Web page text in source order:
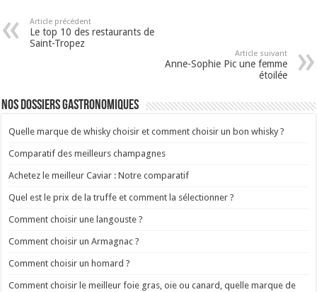
Article précédent
Le top 10 des restaurants de
Saint-Tropez
Article suivant
Anne-Sophie Pic une femme
étoilée
Nos dossiers gastronomiques
Quelle marque de whisky choisir et comment choisir un bon whisky ?
Comparatif des meilleurs champagnes
Achetez le meilleur Caviar : Notre comparatif
Quel est le prix de la truffe et comment la sélectionner ?
Comment choisir une langouste ?
Comment choisir un Armagnac ?
Comment choisir un homard ?
Comment choisir le meilleur foie gras, oie ou canard, quelle marque de